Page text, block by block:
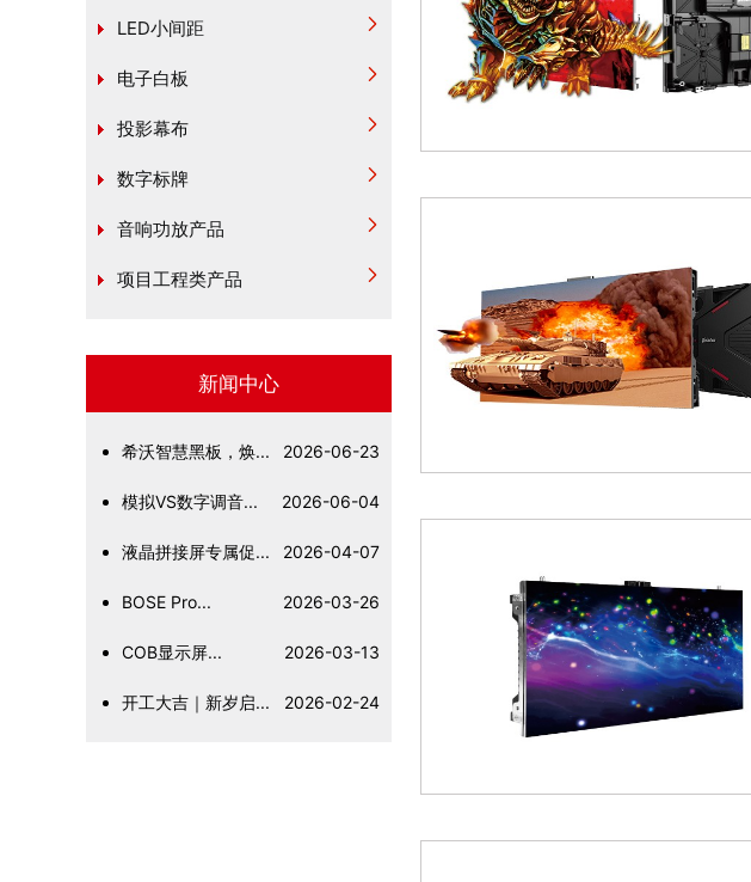
LED小间距
电子白板
投影幕布
数字标牌
音响功放产品
项目工程类产品
新闻中心
希沃智慧黑板，焕... 2026-06-23
模拟VS数字调音... 2026-06-04
液晶拼接屏专属促... 2026-04-07
BOSE Pro... 2026-03-26
COB显示屏... 2026-03-13
开工大吉｜新岁启... 2026-02-24